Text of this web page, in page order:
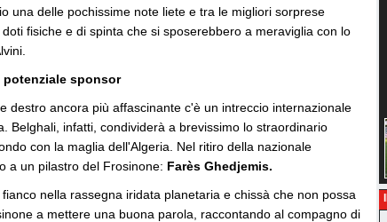
una delle pochissime note liete e tra le migliori sorprese
fisiche e di spinta che si sposerebbero a meraviglia con lo
potenziale sponsor
destro ancora più affascinante c'è un intreccio internazionale
Belghali, infatti, condividerà a brevissimo lo straordinario
con la maglia dell'Algeria. Nel ritiro della nazionale
a un pilastro del Frosinone: Farès Ghedjemis.
nella rassegna iridata planetaria e chissà che non possa
a mettere una buona parola, raccontando al compagno di